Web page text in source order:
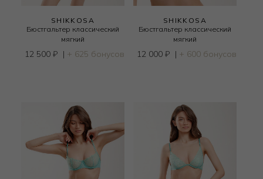
SHIKKOSA
Бюстгальтер классический
мягкий
12 500 ₽ | + 625 бонусов
SHIKKOSA
Бюстгальтер классический
мягкий
12 000 ₽ | + 600 бонусов